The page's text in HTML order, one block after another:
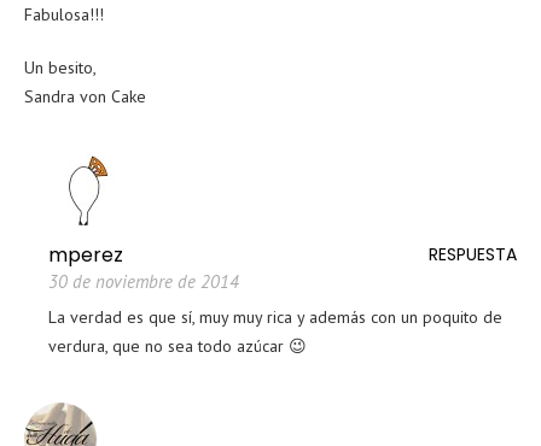
Fabulosa!!!
Un besito,
Sandra von Cake
RESPUESTA
mperez
30 de noviembre de 2014
La verdad es que sí, muy muy rica y además con un poquito de
verdura, que no sea todo azúcar 😉